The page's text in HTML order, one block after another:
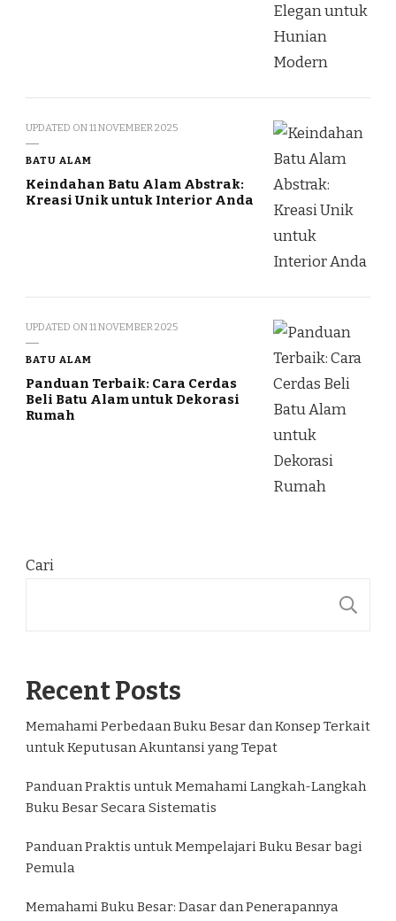
UPDATED ON11 NOVEMBER 2025
BATU ALAM
Keindahan Batu Alam Abstrak:
Kreasi Unik untuk Interior Anda
UPDATED ON11 NOVEMBER 2025
BATU ALAM
Panduan Terbaik: Cara Cerdas
Beli Batu Alam untuk Dekorasi
Rumah
Cari
Recent Posts
Memahami Perbedaan Buku Besar dan Konsep Terkait
untuk Keputusan Akuntansi yang Tepat
Panduan Praktis untuk Memahami Langkah-Langkah
Buku Besar Secara Sistematis
Panduan Praktis untuk Mempelajari Buku Besar bagi
Pemula
Memahami Buku Besar: Dasar dan Penerapannya